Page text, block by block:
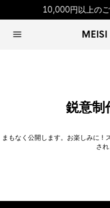
10,000円以上の
鋭意制
まもなく公開します。お楽しみに !
され